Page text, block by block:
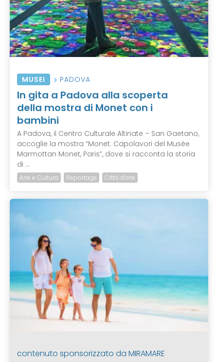
MUSEI PADOVA
In gita a Padova alla scoperta
della mostra di Monet con i
bambini
A Padova, il Centro Culturale Altinate – San Gaetano,
accoglie la mostra “Monet. Capolavori del Musée
Marmottan Monet, Paris”, dove si racconta la storia
di ...
Arte e Cultura Reportage Città d'arte
contenuto sponsorizzato da MIRAMARE